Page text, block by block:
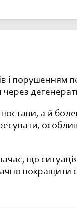
і порушенням
а й
що
покращити